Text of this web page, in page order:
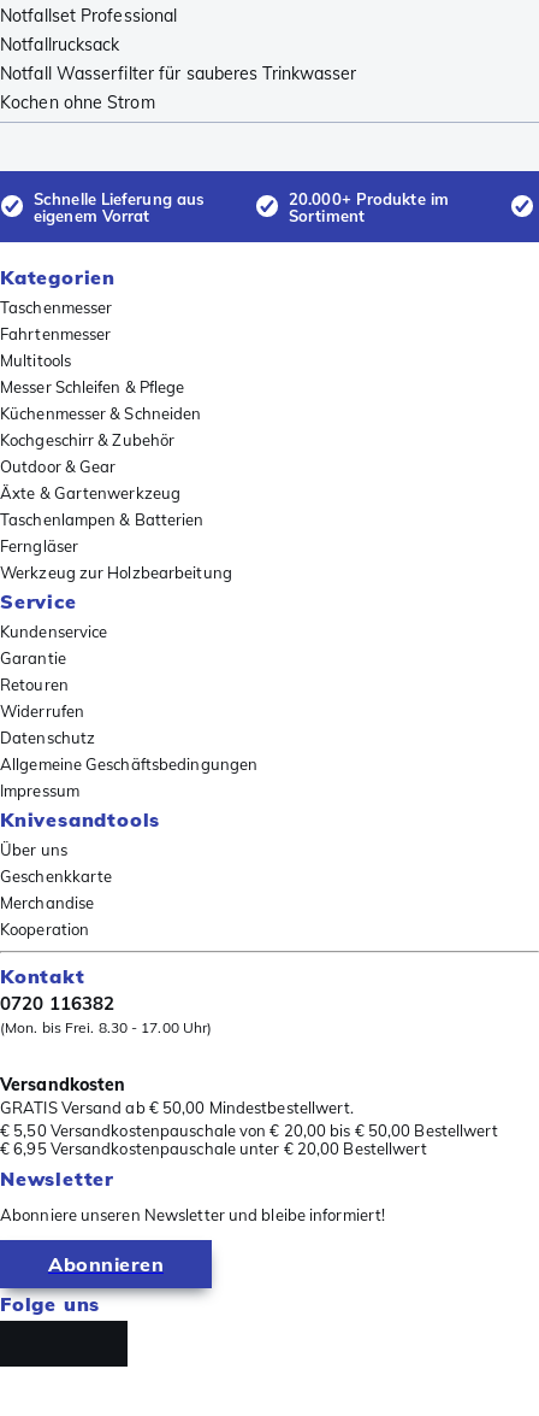
Notfallset Professional
Notfallrucksack
Notfall Wasserfilter für sauberes Trinkwasser
Kochen ohne Strom
Schnelle Lieferung aus
eigenem Vorrat
20.000+ Produkte im
Sortiment
Kategorien
Taschenmesser
Fahrtenmesser
Multitools
Messer Schleifen & Pflege
Küchenmesser & Schneiden
Kochgeschirr & Zubehör
Outdoor & Gear
Äxte & Gartenwerkzeug
Taschenlampen & Batterien
Ferngläser
Werkzeug zur Holzbearbeitung
Service
Kundenservice
Garantie
Retouren
Widerrufen
Datenschutz
Allgemeine Geschäftsbedingungen
Impressum
Knivesandtools
Über uns
Geschenkkarte
Merchandise
Kooperation
Kontakt
0720 116382
(Mon. bis Frei. 8.30 - 17.00 Uhr)
Versandkosten
GRATIS Versand ab € 50,00 Mindestbestellwert.
€ 5,50 Versandkostenpauschale von € 20,00 bis € 50,00 Bestellwert
€ 6,95 Versandkostenpauschale unter € 20,00 Bestellwert
Newsletter
Abonniere unseren Newsletter und bleibe informiert!
Abonnieren
Folge uns